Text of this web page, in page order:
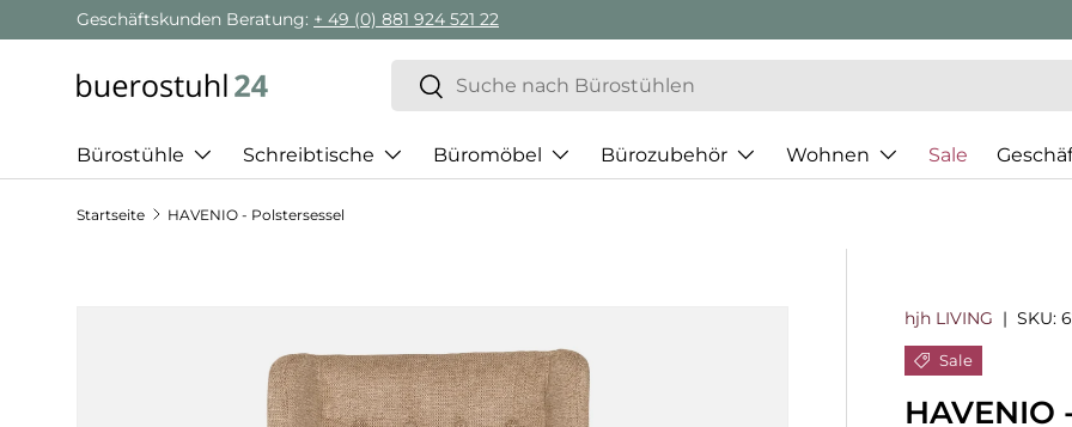
Direkt zum Inhalt
Geschäftskunden Beratung: + 49 (0) 881 924 521 22
Suchen
Suchen
Bürostühle Schreibtische Büromöbel Bürozubehör Wohnen Sale
Startseite HAVENIO - Polstersessel
Zu Produktinformationen springen
hjh LIVING |SKU:
Sale
HAVENIO